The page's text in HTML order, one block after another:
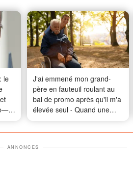
le
J'ai emmené mon grand-
père en fauteuil roulant au
bal de promo après qu'il m'a
élevée seul - Quand une
camarade de classe s'est
moquée de lui, ce qu'il a dit
gymnase
ANNONCES